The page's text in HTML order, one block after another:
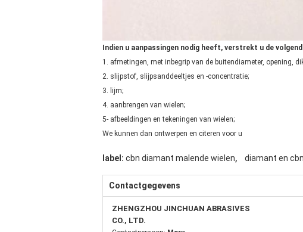
Indien u aanpassingen nodig heeft, verstrekt u de
1. afmetingen, met inbegrip van de buitendiameter, opening,
2. slijpstof, slijpsanddeeltjes en -concentratie;
3. lijm;
4. aanbrengen van wielen;
5- afbeeldingen en tekeningen van wielen;
We kunnen dan ontwerpen en citeren voor u
label: cbn diamant malende wielen, diamant en
Contactgegevens
ZHENGZHOU JINCHUAN ABRASIVES
CO., LTD.